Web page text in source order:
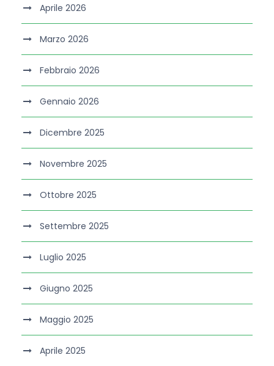
Aprile 2026
Marzo 2026
Febbraio 2026
Gennaio 2026
Dicembre 2025
Novembre 2025
Ottobre 2025
Settembre 2025
Luglio 2025
Giugno 2025
Maggio 2025
Aprile 2025